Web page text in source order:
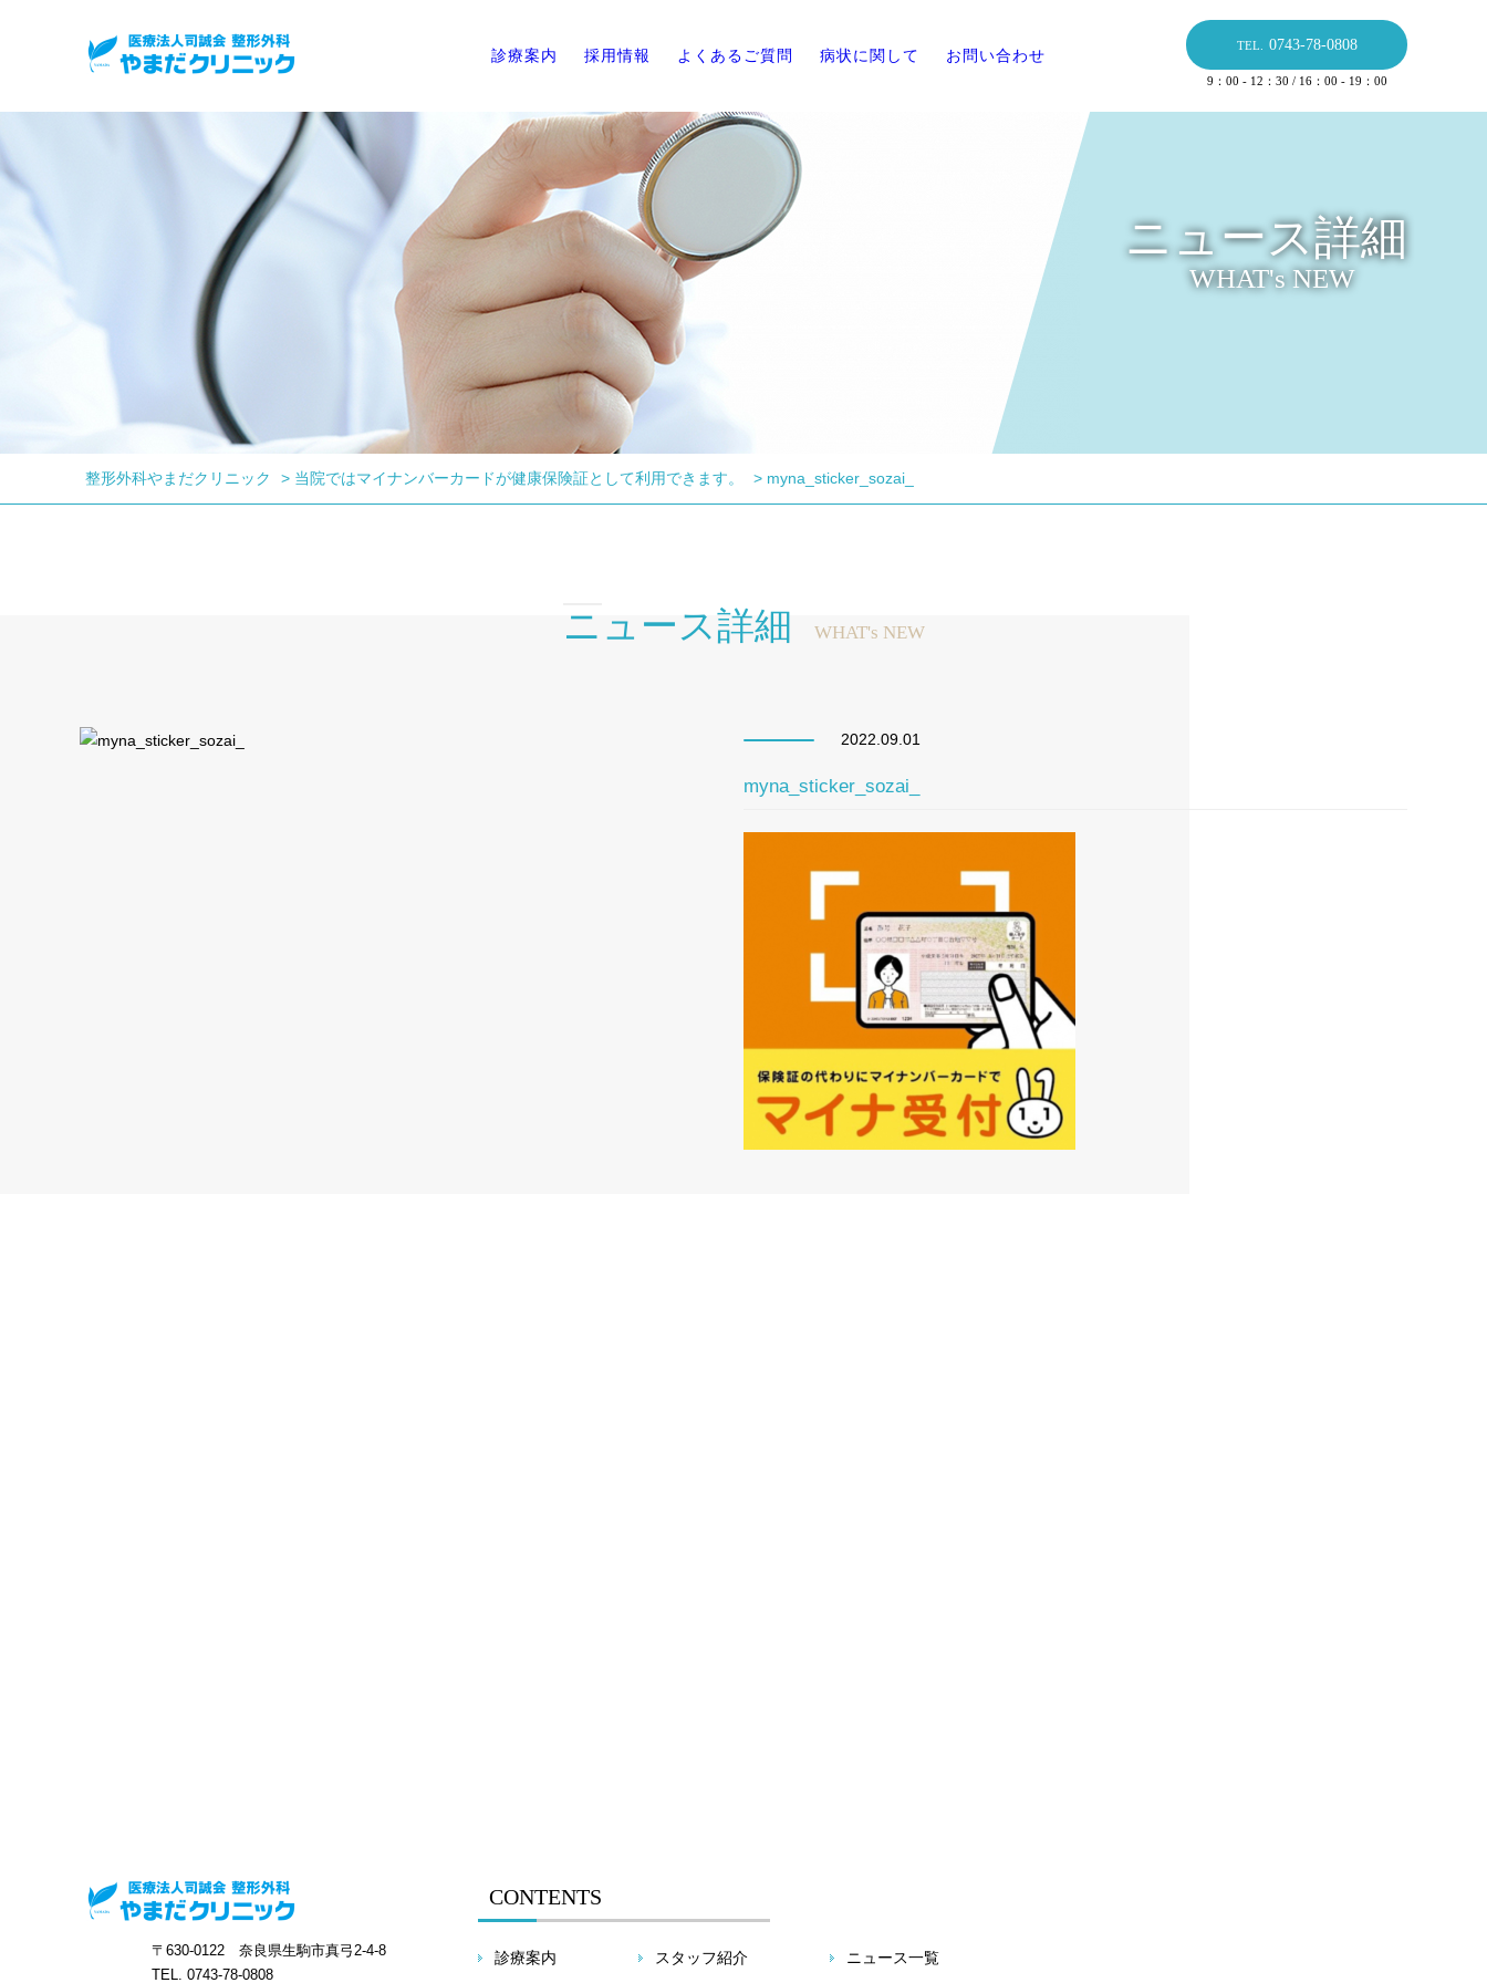
診療案内 採用情報 よくあるご質問 病状に関して お問い合わせ
TEL. 0743-78-0808
9：00 - 12：30 / 16：00 - 19：00
ニュース詳細
WHAT's NEW
整形外科やまだクリニック > 当院ではマイナンバーカードが健康保険証として利用できます。 > myna_sticker_sozai_
ニュース詳細 WHAT's NEW
2022.09.01
myna_sticker_sozai_
〒630-0122 奈良県生駒市真弓2-4-8
TEL. 0743-78-0808
CONTENTS
診療案内
スタッフ紹介
ニュース一覧